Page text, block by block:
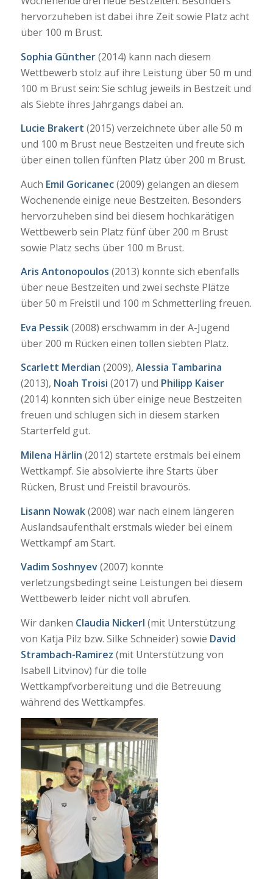
hervorzuheben ist dabei ihre Zeit sowie Platz acht
über 100 m Brust.
Sophia Günther(2014) kann nach diesem
Wettbewerb stolz auf ihre Leistung über 50 m und
100 m Brust sein: Sie schlug jeweils in Bestzeit und
als Siebte ihres Jahrgangs dabei an.
Lucie Brakert (2015) verzeichnete über alle 50 m
und 100 m Brust neue Bestzeiten und freute sich
über einen tollen fünften Platz über 200 m Brust.
Auch Emil Goricanec(2009) gelangen an diesem
Wochenende einige neue Bestzeiten. Besonders
hervorzuheben sind bei diesem hochkarätigen
Wettbewerb sein Platz fünf über 200 m Brust
sowie Platz sechs über 100 m Brust.
Aris Antonopoulos (2013) konnte sich ebenfalls
über neue Bestzeiten und zwei sechste Plätze
über 50 m Freistil und 100 m Schmetterling freuen.
Eva Pessik(2008) erschwamm in der A-Jugend
über 200 m Rücken einen tollen siebten Platz.
Scarlett Merdian (2009), Alessia Tambarina
(2013), Noah Troisi (2017) und Philipp Kaiser
(2014) konnten sich über einige neue Bestzeiten
freuen und schlugen sich in diesem starken
Starterfeld gut.
Milena Härlin (2012) startete erstmals bei einem
Wettkampf. Sie absolvierte ihre Starts über
Rücken, Brust und Freistil bravourös.
Lisann Nowak(2008) war nach einem längeren
Auslandsaufenthalt erstmals wieder bei einem
Wettkampf am Start.
Vadim Soshnyev(2007) konnte
verletzungsbedingt seine Leistungen bei diesem
Wettbewerb leider nicht voll abrufen.
Wir danken Claudia Nickerl (mit Unterstützung
von Katja Pilz bzw. Silke Schneider) sowie David
Strambach-Ramirez (mit Unterstützung von
Isabell Litvinov) für die tolle
Wettkampfvorbereitung und die Betreuung
während des Wettkampfes.